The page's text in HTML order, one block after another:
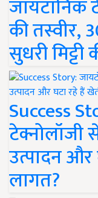
जायटॉनिक
की तस्वीर,
सुधरी
Success
टेक्नोलॉजी
उत्पादन
लागत?